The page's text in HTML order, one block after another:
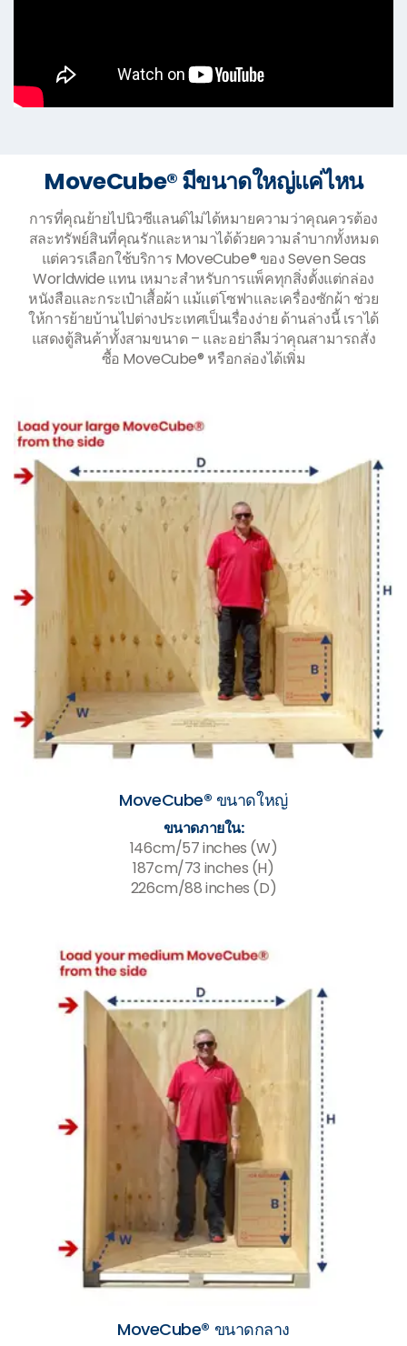
MoveCube® มีขนาดใหญ่แค่ไหน
การที่คุณย้ายไปนิวซีแลนด์ไม่ได้หมายความว่าคุณควรต้อง
สละทรัพย์สินที่คุณรักและหามาได้ด้วยความลำบากทั้งหมด
แต่ควรเลือกใช้บริการ MoveCube® ของ Seven Seas
Worldwide แทน เหมาะสำหรับการแพ็คทุกสิ่งตั้งแต่กล่อง
หนังสือและกระเป๋าเสื้อผ้า แม้แต่โซฟาและเครื่องซักผ้า ช่วย
ให้การย้ายบ้านไปต่างประเทศเป็นเรื่องง่าย ด้านล่างนี้ เราได้
แสดงตู้สินค้าทั้งสามขนาด – และอย่าลืมว่าคุณสามารถสั่ง
ซื้อ MoveCube® หรือกล่องได้เพิ่ม
MoveCube® ขนาดใหญ่
ขนาดภายใน:
146cm/57 inches (W)
187cm/73 inches (H)
226cm/88 inches (D)
MoveCube® ขนาดกลาง